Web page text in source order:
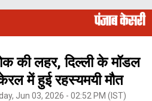
की लहर, दिल्ली के मॉडल
में हुई रहस्यमयी मौत
Jun 03, 2026 - 02:52 PM (IST)